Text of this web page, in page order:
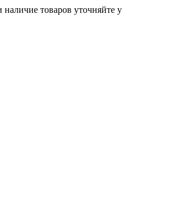
наличие товаров уточняйте у